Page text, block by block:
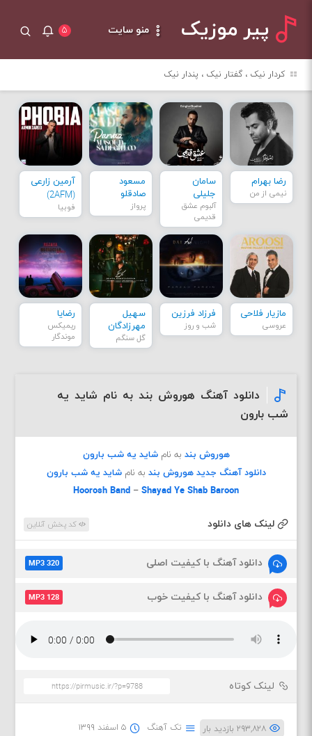
پیر موزیک منو سایت ۵
کردار نیک ، گفتار نیک ، پندار نیک
رضا بهرام
نیمی از من
سامان
جلیلی
آلبوم عشق
قدیمی
مسعود
صادقلو
پرواز
آرمین زارعی
(2AFM)
فوبیا
مازیار فلاحی
عروسی
فرزاد فرزین
شب و روز
سهیل
مهرزادگان
گل سنگم
رضایا
ریمیکس
موندگار
دانلود آهنگ هوروش بند به نام شاید یه
شب بارون
هوروش بند به نامشاید یه شب بارون
دانلود آهنگ جدید هوروش بند به نامشاید یه شب بارون
Hoorosh Band – Shayad Ye Shab Baroon
لینک های دانلود کد پخش آنلاین
دانلود آهنگ با کیفیت اصلی MP3 320
دانلود آهنگ با کیفیت خوب MP3 128
لینک کوتاه
۲۹۳,۸۲۸ بازدید بار تک آهنگ ۵ اسفند ۱۳۹۹